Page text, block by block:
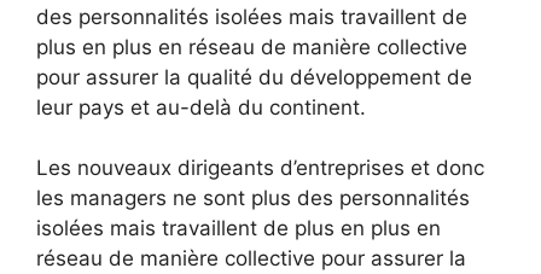
des personnalités isolées mais travaillent de
plus en plus en réseau de manière collective
pour assurer la qualité du développement de
leur pays et au-delà du continent.
Les nouveaux dirigeants d’entreprises et donc
les managers ne sont plus des personnalités
isolées mais travaillent de plus en plus en
réseau de manière collective pour assurer la